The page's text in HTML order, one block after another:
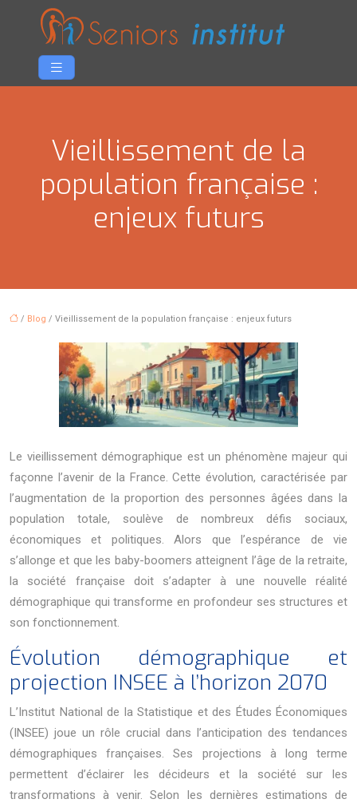
Vieillissement de la
population française :
enjeux futurs
/ Blog / Vieillissement de la population française : enjeux futurs
Le vieillissement démographique est un phénomène majeur qui
façonne l’avenir de la France. Cette évolution, caractérisée par
l’augmentation de la proportion des personnes âgées dans la
population totale, soulève de nombreux défis sociaux,
économiques et politiques. Alors que l’espérance de vie
s’allonge et que les baby-boomers atteignent l’âge de la retraite,
la société française doit s’adapter à une nouvelle réalité
démographique qui transforme en profondeur ses structures et
son fonctionnement.
Évolution démographique et
projection INSEE à l’horizon 2070
L’Institut National de la Statistique et des Études Économiques
(INSEE) joue un rôle crucial dans l’anticipation des tendances
démographiques françaises. Ses projections à long terme
permettent d’éclairer les décideurs et la société sur les
transformations à venir. Selon les dernières estimations de